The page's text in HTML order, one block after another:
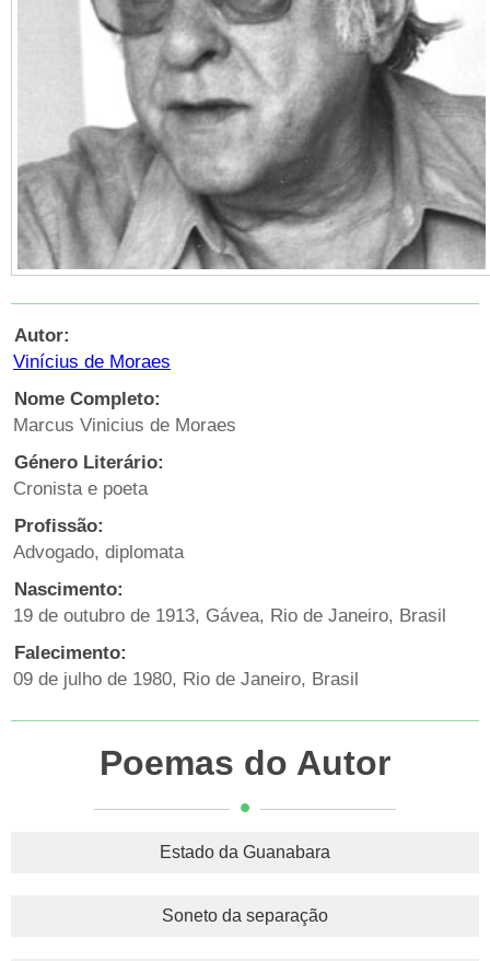
Autor:
Vinícius de Moraes
Nome Completo:
Marcus Vinicius de Moraes
Género Literário:
Cronista e poeta
Profissão:
Advogado, diplomata
Nascimento:
19 de outubro de 1913, Gávea, Rio de Janeiro, Brasil
Falecimento:
09 de julho de 1980, Rio de Janeiro, Brasil
Poemas do Autor
Estado da Guanabara
Soneto da separação